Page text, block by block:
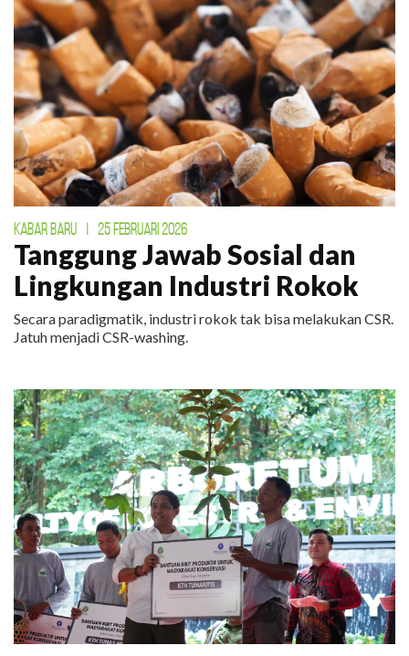
KABAR BARU 25 FEBRUARI 2026
Tanggung Jawab Sosial dan
Lingkungan Industri Rokok
Secara paradigmatik, industri rokok tak bisa melakukan CSR.
Jatuh menjadi CSR-washing.